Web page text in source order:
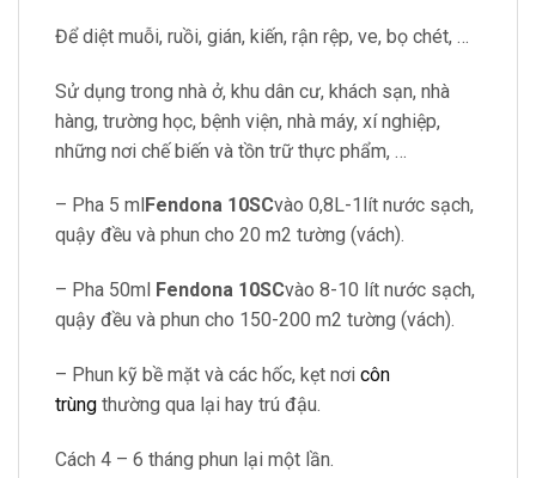
Để diệt muỗi, ruồi, gián, kiến, rận rệp, ve, bọ chét, …
Sử dụng trong nhà ở, khu dân cư, khách sạn, nhà
hàng, trường học, bệnh viện, nhà máy, xí nghiệp,
những nơi chế biến và tồn trữ thực phẩm, …
– Pha 5 ml Fendona 10SCvào 0,8L-1lít nước sạch,
quậy đều và phun cho 20 m2 tường (vách).
– Pha 50ml Fendona 10SCvào 8-10 lít nước sạch,
quậy đều và phun cho 150-200 m2 tường (vách).
– Phun kỹ bề mặt và các hốc, kẹt nơi côn
trùng thường qua lại hay trú đậu.
Cách 4 – 6 tháng phun lại một lần.